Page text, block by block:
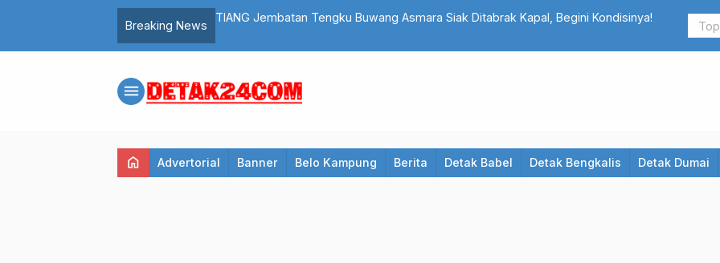
Breaking News
TIANG Jembatan Tengku Buwang Asmara Siak Ditabrak Kapal, Begini Kondisinya! Irjen
menu
home Advertorial Banner Belo Kampung Berita Detak Babel Detak Bengkalis Detak Dumai